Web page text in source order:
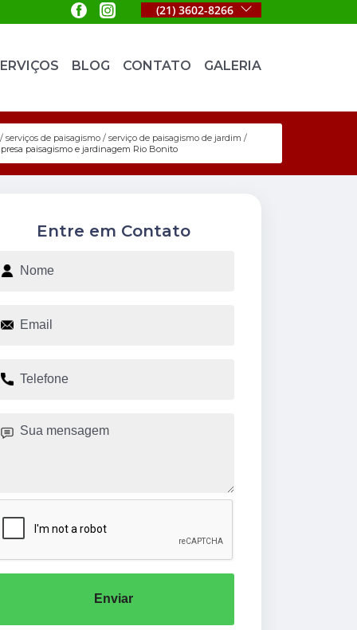
(21) 3602-8266
BLOG CONTATO GALERIA
serviços de paisagismo
serviço de paisagismo de jardim
paisagismo e jardinagem Rio Bonito
Entre em Contato
Enviar